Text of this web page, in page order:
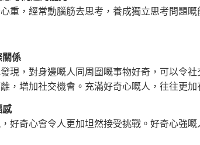
重，經常動腦筋去思考，養成獨立思考問題嘅
關係
現，對身邊嘅人同周圍嘅事物好奇，可以令
，增加社交機會。充滿好奇心嘅人，往往更
感
好奇心會令人更加坦然接受挑戰。好奇心強